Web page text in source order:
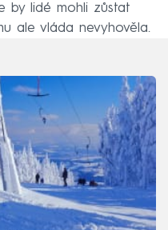
by lidé mohli zůstat
ale vláda nevyhověla.